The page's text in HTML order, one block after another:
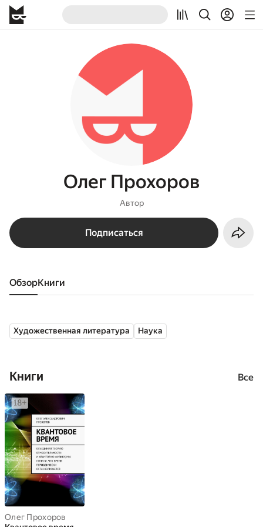
Олег Прохоров
Автор
Подписаться
Обзор книги
Художественная литература Наука
Книги Все
Олег Прохоров